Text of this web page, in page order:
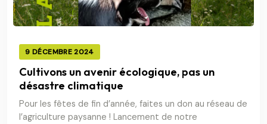
9 DÉCEMBRE 2024
Cultivons un avenir écologique, pas un
désastre climatique
Pour les fêtes de fin d’année, faites un don au réseau de
l’agriculture paysanne ! Lancement de notre